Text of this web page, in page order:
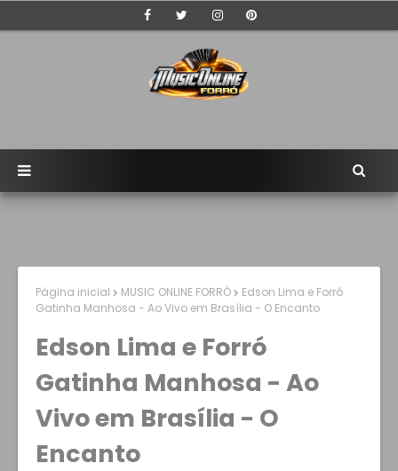
Página inicial MUSIC ONLINE FORRÓ
Edson Lima e Forró
Gatinha Manhosa - Ao Vivo em Brasília - O Encanto
Edson Lima e Forró
Gatinha Manhosa - Ao
Vivo em Brasília - O
Encanto